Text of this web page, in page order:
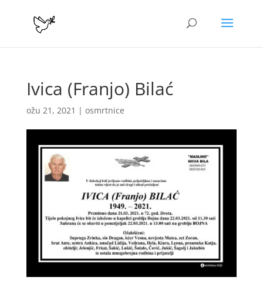
Ivica (Franjo) Bilać
ožu 21, 2021 | osmrtnice